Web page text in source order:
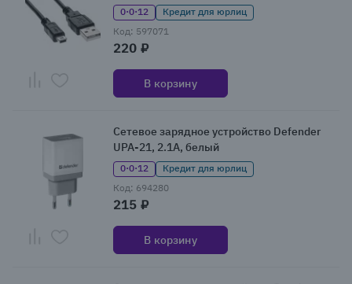
0·0·12
Кредит для юрлиц
Код: 597071
220 ₽
В корзину
Сетевое зарядное устройство Defender
UPA-21, 2.1А, белый
0·0·12
Кредит для юрлиц
Код: 694280
215 ₽
В корзину